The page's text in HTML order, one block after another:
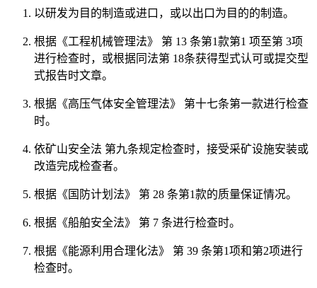
以研发为目的制造或进口，或以出口为目的的制造。
根据《工程机械管理法》 第 13 条第1款第1 项至第 3项
进行检查时，或根据同法第 18条获得型式认可或提交型
式报告时文章。
根据《高压气体安全管理法》 第十七条第一款进行检查
时。
依矿山安全法 第九条规定检查时，接受采矿设施安装或
改造完成检查者。
根据《国防计划法》 第 28 条第1款的质量保证情况。
根据《船舶安全法》 第 7 条进行检查时。
根据《能源利用合理化法》 第 39 条第1项和第2项进行
检查时。